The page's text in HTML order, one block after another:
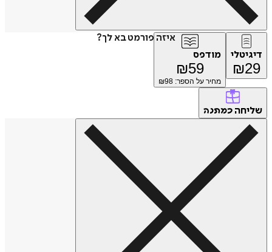
איזה פורמט בא לך?
₪
מודפס
₪
מחיר על הספר: ₪98
כמתנה